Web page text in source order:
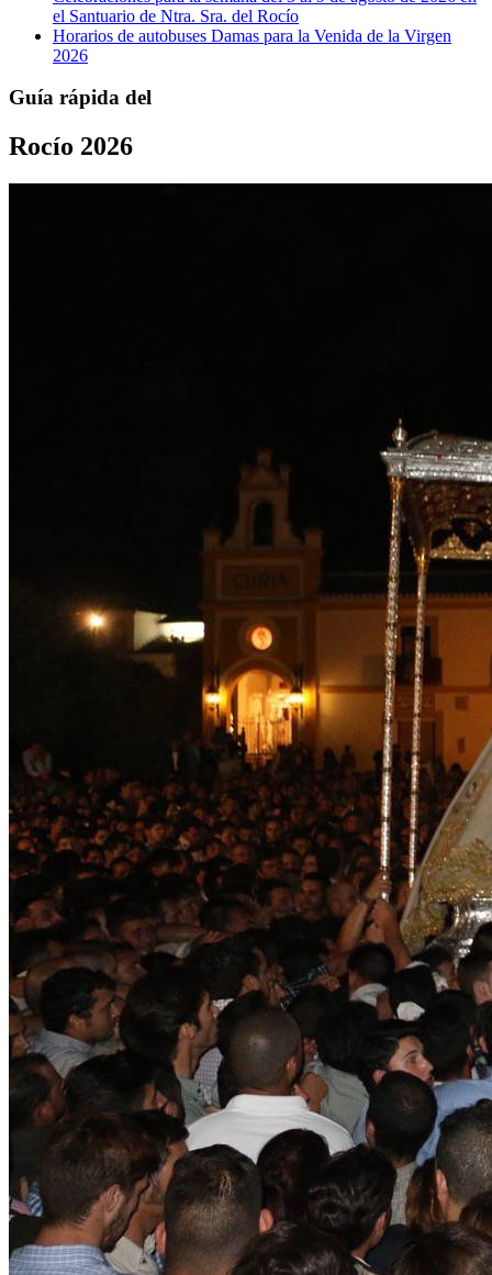
el Santuario de Ntra. Sra. del Rocío
Horarios de autobuses Damas para la Venida de la Virgen
2026
Guía rápida del
Rocío 2026